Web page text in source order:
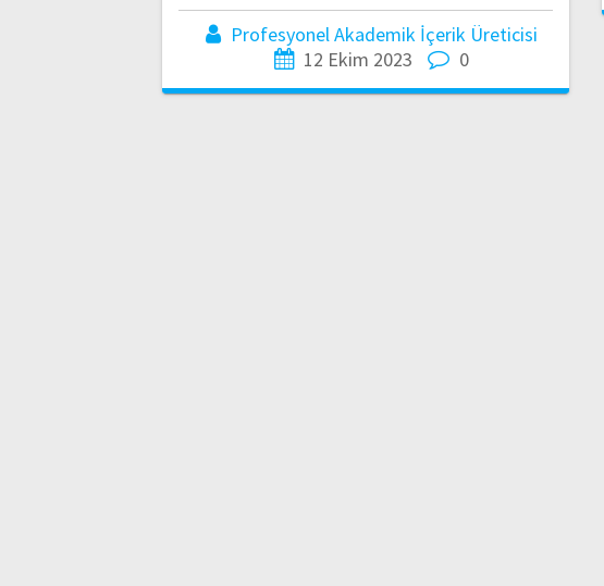
Profesyonel Akademik İçerik Üreticisi
12 Ekim 2023
0